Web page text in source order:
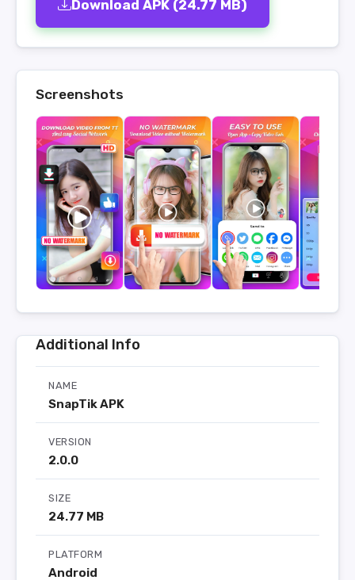
Download APK (24.77 MB)
Screenshots
Additional Info
NAME
SnapTik APK
VERSION
2.0.0
SIZE
24.77 MB
PLATFORM
Android